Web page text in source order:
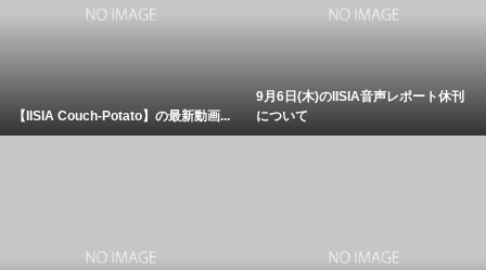
【IISIA Couch-Potato】の最新動画...
9月6日(木)のIISIA音声レポート休刊
について